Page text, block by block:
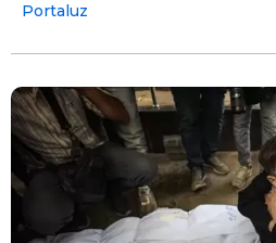
Portaluz